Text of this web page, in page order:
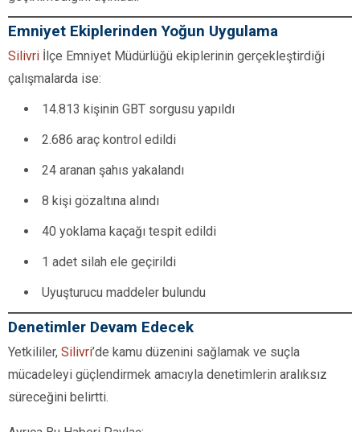
Emniyet Ekiplerinden Yoğun Uygulama
Silivri İlçe Emniyet Müdürlüğü ekiplerinin gerçekleştirdiği
çalışmalarda ise:
14.813 kişinin GBT sorgusu yapıldı
2.686 araç kontrol edildi
24 aranan şahıs yakalandı
8 kişi gözaltına alındı
40 yoklama kaçağı tespit edildi
1 adet silah ele geçirildi
Uyuşturucu maddeler bulundu
Denetimler Devam Edecek
Yetkililer, Silivri’de kamu düzenini sağlamak ve suçla
mücadeleyi güçlendirmek amacıyla denetimlerin aralıksız
süreceğini belirtti.